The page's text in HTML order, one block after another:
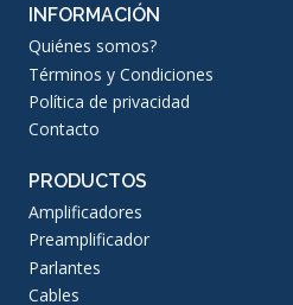
INFORMACIÓN
Quiénes somos?
Términos y Condiciones
Política de privacidad
Contacto
PRODUCTOS
Amplificadores
Preamplificador
Parlantes
Cables